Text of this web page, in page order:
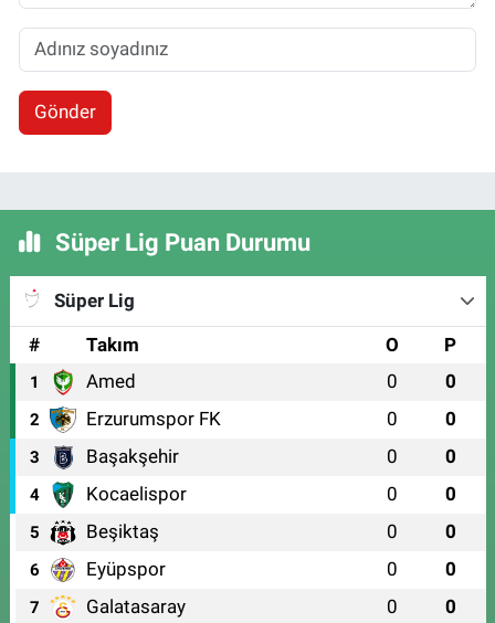
Gönder
Süper Lig Puan Durumu
Süper Lig
#
Takım O P
1 Amed 0 0
2 Erzurumspor FK 0 0
3 Başakşehir 0 0
4 Kocaelispor 0 0
5 Beşiktaş 0 0
6 Eyüpspor 0 0
7 Galatasaray 0 0